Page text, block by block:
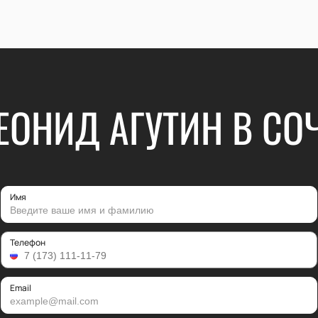
АГУТИН В
Имя
Телефон
Email